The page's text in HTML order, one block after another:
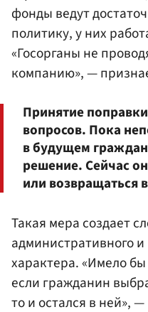
фонды ведут
политику, у них
«Госорганы не
компанию», —
Принятие
вопросов. Пока
в будущем
решение. Сейчас
или возвращаться
Такая мера создает
административного
характера. «Имело
если гражданин
то и остался в ней»,